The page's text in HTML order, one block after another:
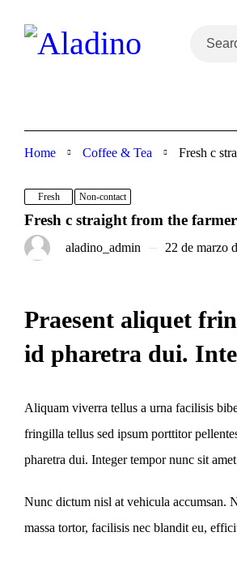
Home Coffee & Tea Fresh c
Fresh Non-contact
Fresh c straight from the
aladino_admin 22 de marzo
Praesent aliquet
id pharetra dui.
Aliquam viverra tellus a urna facilisis
fringilla tellus sed ipsum porttitor
pharetra dui. Integer tempor nunc sit
Nunc dictum nisl at vehicula accumsan.
massa tortor, facilisis nec blandit eu,